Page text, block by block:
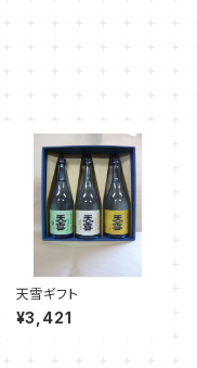
天雪ギフト
¥3,421